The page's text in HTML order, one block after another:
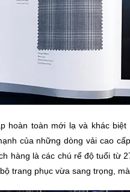
hoàn toàn mới lạ và khác
của những dòng vải cao
hàng là các chú rể độ tuổi từ
trang phục vừa sang trọng,